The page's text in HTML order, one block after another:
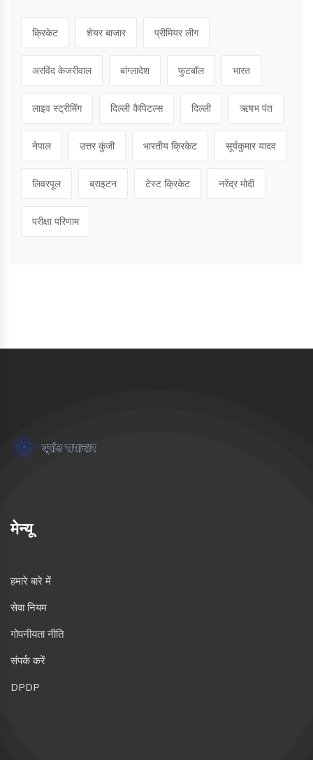
क्रिकेट शेयर बाजार प्रीमियर लीग
अरविंद केजरीवाल बांग्लादेश फुटबॉल भारत
लाइव स्ट्रीमिंग दिल्ली कैपिटल्स दिल्ली ऋषभ पंत
नेपाल उत्तर कुंजी भारतीय क्रिकेट सूर्यकुमार यादव
लिवरपूल ब्राइटन टेस्ट क्रिकेट नरेंद्र मोदी
परीक्षा परिणाम
मेन्यू
हमारे बारे में
सेवा नियम
गोपनीयता नीति
संपर्क करें
DPDP